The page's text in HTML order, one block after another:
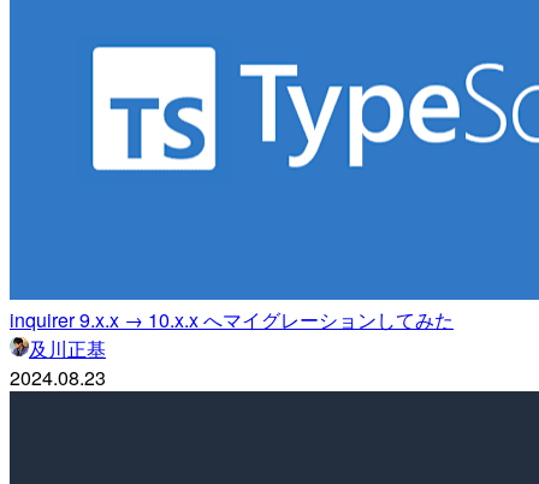
inquirer 9.x.x → 10.x.x へマイグレーションしてみた
及川正基
2024.08.23